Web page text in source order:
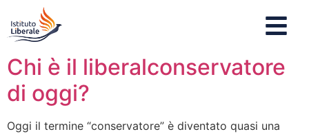
Chi è il liberalconservatore
di oggi?
Oggi il termine “conservatore” è diventato quasi una